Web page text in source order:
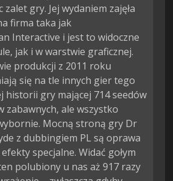
gry. Jej wydaniem zajęła
firma taka jak
Interactive i jest to widoczne
jak i w warstwie graficznej.
produkcji z 2011 roku
się na tle innych gier tego
historii gry mającej 714 seedów
zabawnych, ale wszystko
Mocną stroną gry Dr
z dubbingiem PL są oprawa
specjalne. Widać gołym
polubiony u nas aż 917 razy